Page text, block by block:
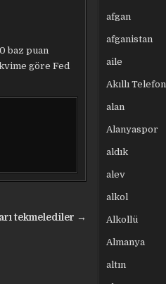
baz puan
göre Fed
tekmelediler →
afgan
afganistan
aile
Akıllı Telefon
alan
Alanyaspor
aldık
alev
alkol
Alkollü
Almanya
altın